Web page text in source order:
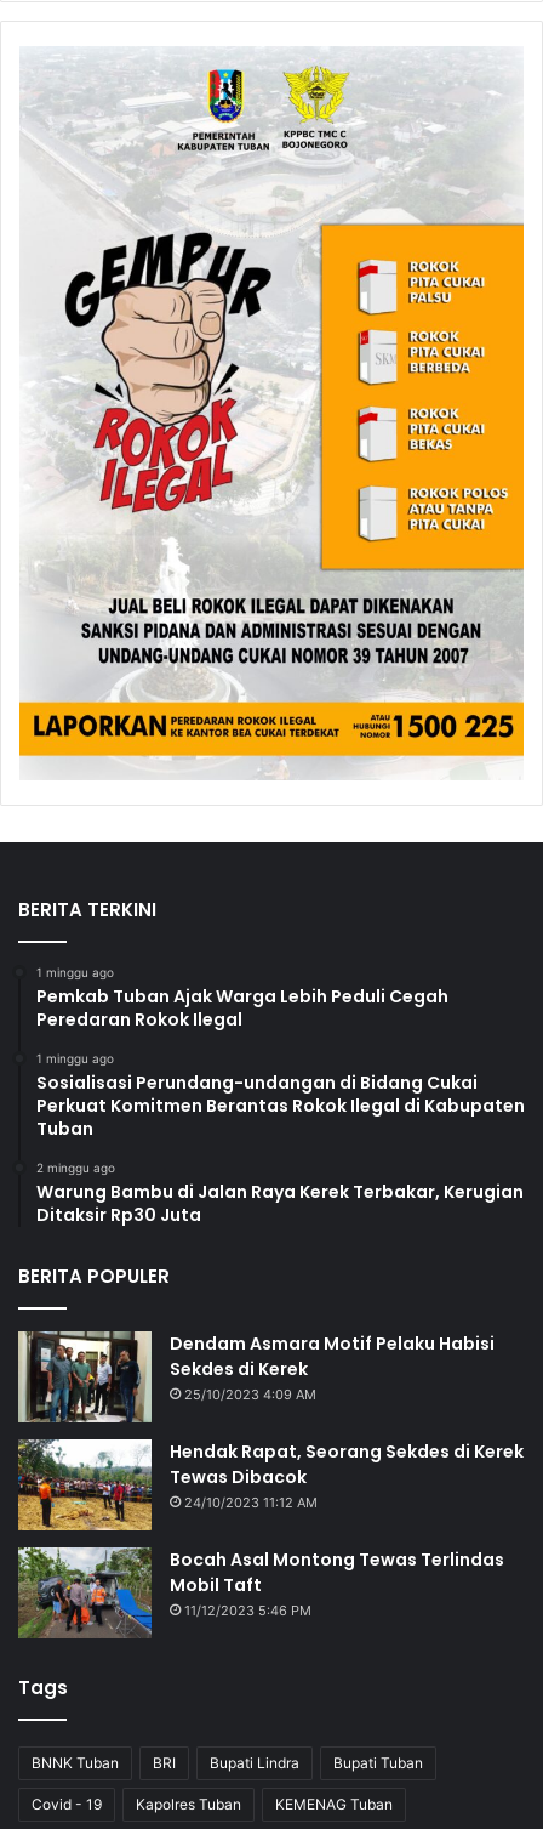
BERITA TERKINI
1 minggu ago
Pemkab Tuban Ajak Warga Lebih Peduli Cegah
Peredaran Rokok Ilegal
1 minggu ago
Sosialisasi Perundang-undangan di Bidang Cukai
Perkuat Komitmen Berantas Rokok Ilegal di Kabupaten
Tuban
2 minggu ago
Warung Bambu di Jalan Raya Kerek Terbakar, Kerugian
Ditaksir Rp30 Juta
BERITA POPULER
Dendam Asmara Motif Pelaku Habisi
Sekdes di Kerek
25/10/2023 4:09 AM
Hendak Rapat, Seorang Sekdes di Kerek
Tewas Dibacok
24/10/2023 11:12 AM
Bocah Asal Montong Tewas Terlindas
Mobil Taft
11/12/2023 5:46 PM
Tags
BNNK Tuban BRI Bupati Lindra Bupati Tuban
Covid - 19 Kapolres Tuban KEMENAG Tuban